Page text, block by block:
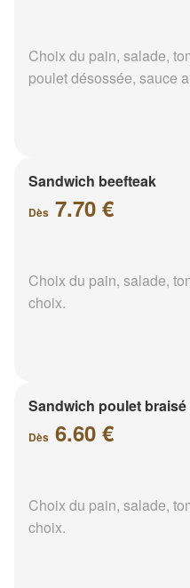
Choix du pain, salade,
poulet désossée, sauce
Sandwich beefteak
Dès 7.70 €
Choix du pain, salade,
choix.
Sandwich poulet braisé
Dès 6.60 €
Choix du pain, salade,
choix.